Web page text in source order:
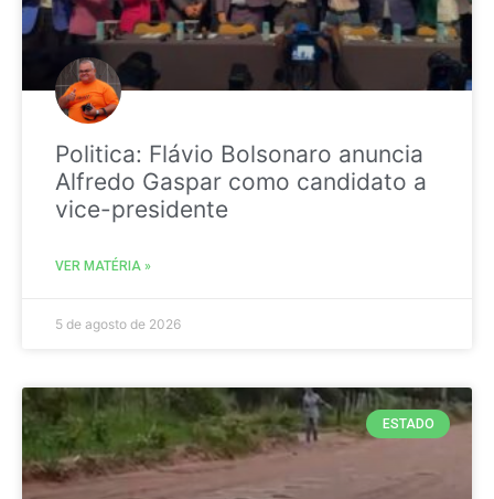
Politica: Flávio Bolsonaro anuncia
Alfredo Gaspar como candidato a
vice-presidente
VER MATÉRIA »
5 de agosto de 2026
ESTADO